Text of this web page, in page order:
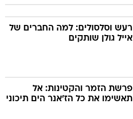
רעש וסלסולים: למה החברים של
אייל גולן שותקים
פרשת הזמר והקטינות: אל
תאשימו את כל הז'אנר הים תיכוני